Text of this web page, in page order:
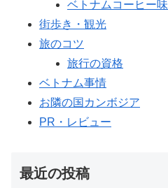
ベトナムコーヒー
街歩き・観光
旅のコツ
旅行の資格
ベトナム事情
お隣の国カンボジア
PR・レビュー
最近の投稿